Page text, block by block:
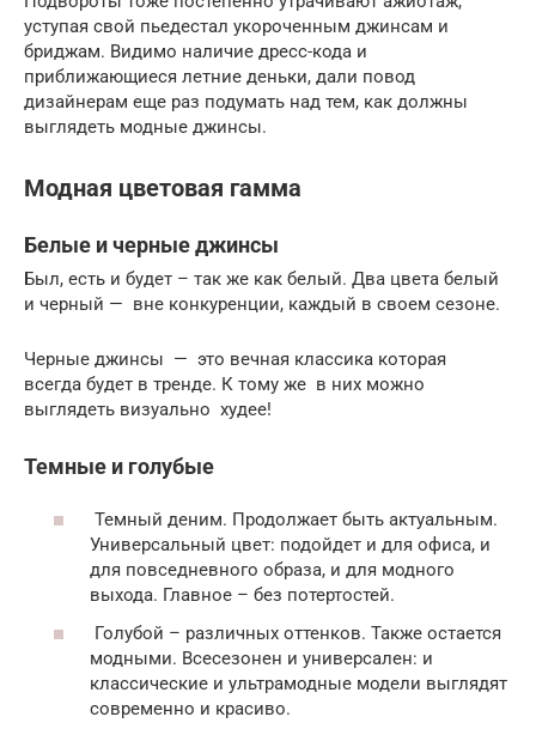
уступая свой пьедестал укороченным джинсам и
бриджам. Видимо наличие дресс-кода и
приближающиеся летние деньки, дали повод
дизайнерам еще раз подумать над тем, как должны
выглядеть модные джинсы.
Модная цветовая гамма
Белые и черные джинсы
Был, есть и будет – так же как белый. Два цвета белый
и черный — вне конкуренции, каждый в своем сезоне.
Черные джинсы — это вечная классика которая
всегда будет в тренде. К тому же в них можно
выглядеть визуально худее!
Темные и голубые
Темный деним. Продолжает быть актуальным.
Универсальный цвет: подойдет и для офиса, и
для повседневного образа, и для модного
выхода. Главное – без потертостей.
Голубой – различных оттенков. Также остается
модными. Всесезонен и универсален: и
классические и ультрамодные модели выглядят
современно и красиво.